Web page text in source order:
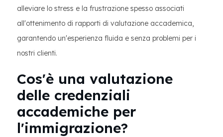
alleviare lo stress e la frustrazione spesso associati
all'ottenimento di rapporti di valutazione accademica,
garantendo un'esperienza fluida e senza problemi per i
nostri clienti.
Cos'è una valutazione
delle credenziali
accademiche per
l'immigrazione?